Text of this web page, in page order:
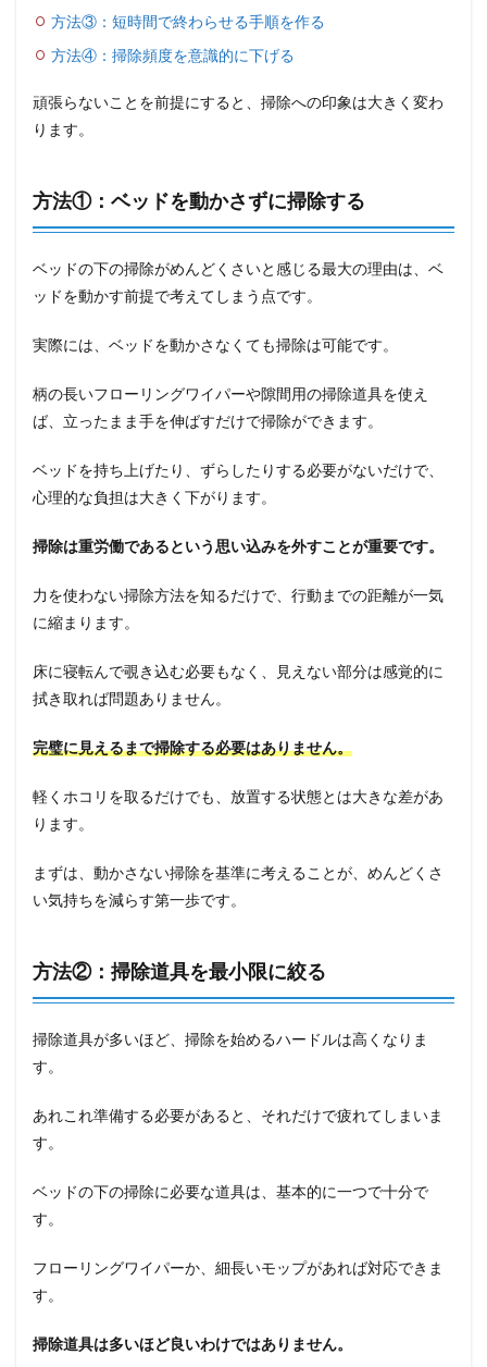
方法③：短時間で終わらせる手順を作る
方法④：掃除頻度を意識的に下げる
頑張らないことを前提にすると、掃除への印象は大きく変わ
ります。
方法①：ベッドを動かさずに掃除する
ベッドの下の掃除がめんどくさいと感じる最大の理由は、ベ
ッドを動かす前提で考えてしまう点です。
実際には、ベッドを動かさなくても掃除は可能です。
柄の長いフローリングワイパーや隙間用の掃除道具を使え
ば、立ったまま手を伸ばすだけで掃除ができます。
ベッドを持ち上げたり、ずらしたりする必要がないだけで、
心理的な負担は大きく下がります。
掃除は重労働であるという思い込みを外すことが重要です。
力を使わない掃除方法を知るだけで、行動までの距離が一気
に縮まります。
床に寝転んで覗き込む必要もなく、見えない部分は感覚的に
拭き取れば問題ありません。
完璧に見えるまで掃除する必要はありません。
軽くホコリを取るだけでも、放置する状態とは大きな差があ
ります。
まずは、動かさない掃除を基準に考えることが、めんどくさ
い気持ちを減らす第一歩です。
方法②：掃除道具を最小限に絞る
掃除道具が多いほど、掃除を始めるハードルは高くなりま
す。
あれこれ準備する必要があると、それだけで疲れてしまいま
す。
ベッドの下の掃除に必要な道具は、基本的に一つで十分で
す。
フローリングワイパーか、細長いモップがあれば対応できま
す。
掃除道具は多いほど良いわけではありません。